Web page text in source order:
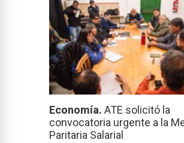
Economía. ATE solicitó la
convocatoria urgente a la
Paritaria Salarial